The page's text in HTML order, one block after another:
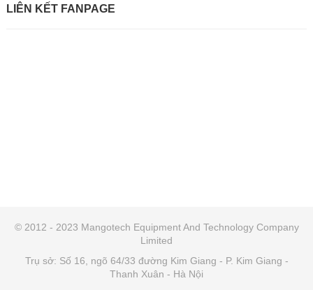
LIÊN KẾT FANPAGE
© 2012 - 2023 Mangotech Equipment And Technology Company
Limited
Trụ sở: Số 16, ngõ 64/33 đường Kim Giang - P. Kim Giang -
Thanh Xuân - Hà Nội